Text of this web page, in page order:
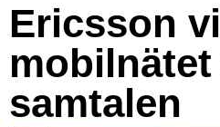
Ericsson
samtalen